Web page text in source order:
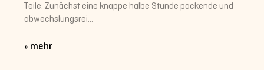
Teile. Zunächst eine knappe halbe Stunde packende und
abwechslungsrei...
» mehr